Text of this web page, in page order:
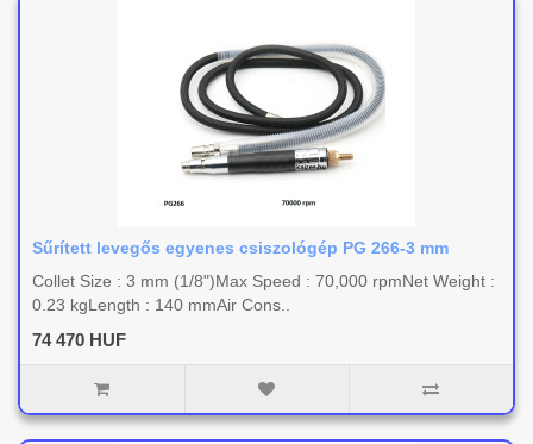
Sűrített levegős egyenes csiszológép PG 266-3 mm
Collet Size : 3 mm (1/8")Max Speed : 70,000 rpmNet Weight :
0.23 kgLength : 140 mmAir Cons..
74 470 HUF